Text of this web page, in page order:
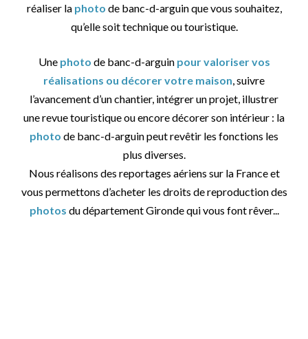
réaliser la photo de banc-d-arguin que vous souhaitez,
qu’elle soit technique ou touristique.
Une photo de banc-d-arguin pour valoriser vos
réalisations ou décorer votre maison , suivre
l’avancement d’un chantier, intégrer un projet, illustrer
une revue touristique ou encore décorer son intérieur : la
photo de banc-d-arguin peut revêtir les fonctions les
plus diverses.
Nous réalisons des reportages aériens sur la France et
vous permettons d’acheter les droits de reproduction des
photos du département Gironde qui vous font rêver...